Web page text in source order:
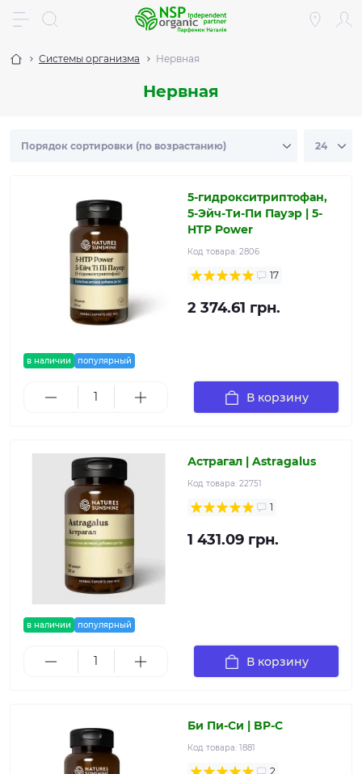
Системы организма Нервная
Нервная
в наличии популярный
5-гидрокситриптофан,
5-Эйч-Ти-Пи Пауэр | 5-
HTP Power
Код товара: 2806
17
2 374.61 грн.
В корзину
в наличии популярный
Астрагал | Astragalus
Код товара: 22751
1
1 431.09 грн.
В корзину
Би Пи-Си | BP-C
Код товара: 1881
2